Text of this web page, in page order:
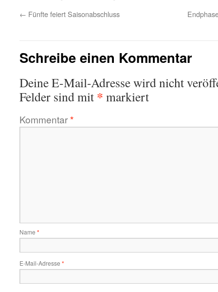
← Fünfte feiert Saisonabschluss
Schreibe einen Kommentar
Deine E-Mail-Adresse wird nicht
Felder sind mit * markiert
Kommentar*
Name *
E-Mail-Adresse *